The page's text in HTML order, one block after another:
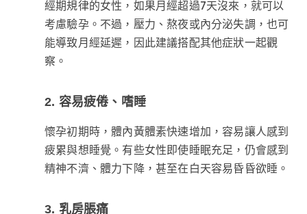
經期規律的女性，如果月經超過7天沒來，就可以
考慮驗孕。不過，壓力、熬夜或內分泌失調，也可
能導致月經延遲，因此建議搭配其他症狀一起觀
察。
2. 容易疲倦、嗜睡
懷孕初期時，體內黃體素快速增加，容易讓人感到
疲累與想睡覺。有些女性即使睡眠充足，仍會感到
精神不濟、體力下降，甚至在白天容易昏昏欲睡。
3. 乳房脹痛